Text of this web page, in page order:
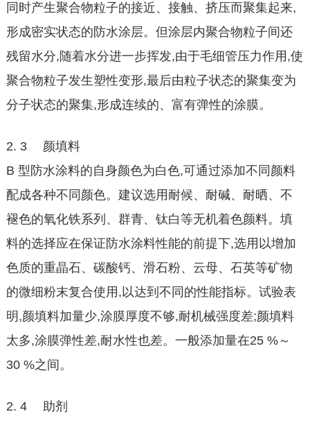
同时产生聚合物粒子的接近、接触、挤压而聚集起来,
形成密实状态的防水涂层。但涂层内聚合物粒子间还
残留水分,随着水分进一步挥发,由于毛细管压力作用,使
聚合物粒子发生塑性变形,最后由粒子状态的聚集变为
分子状态的聚集,形成连续的、富有弹性的涂膜。
2. 3 颜填料
B 型防水涂料的自身颜色为白色,可通过添加不同颜料
配成各种不同颜色。建议选用耐候、耐碱、耐晒、不
褪色的氧化铁系列、群青、钛白等无机着色颜料。填
料的选择应在保证防水涂料性能的前提下,选用以增加
色质的重晶石、碳酸钙、滑石粉、云母、石英等矿物
的微细粉末复合使用,以达到不同的性能指标。试验表
明,颜填料加量少,涂膜厚度不够,耐机械强度差;颜填料
太多,涂膜弹性差,耐水性也差。一般添加量在25 %～
30 %之间。
2. 4 助剂